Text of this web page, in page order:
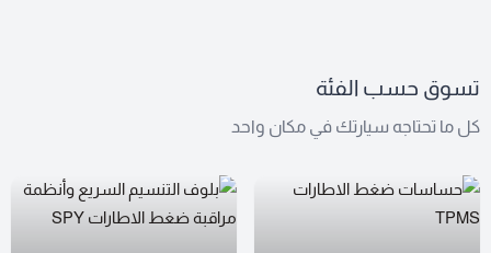
تسوق حسب الفئة
كل ما تحتاجه سيارتك في مكان واحد